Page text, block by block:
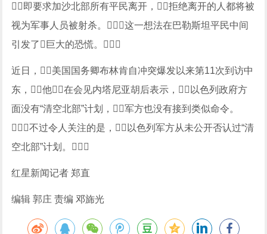
即要求加沙北部所有平民离开，拒绝离开的人都将被
视为军事人员被射杀。这一想法在巴勒斯坦平民中间
引发了巨大的恐慌。
近日，美国国务卿布林肯自冲突爆发以来第11次到访中
东，他在会见内塔尼亚胡后表示，以色列政府方
面没有“清空北部”计划，军方也没有接到类似命令。
不过令人关注的是，以色列军方从未公开否认过“清
空北部”计划。
红星新闻记者 郑直
编辑 郭庄 责编 邓旆光